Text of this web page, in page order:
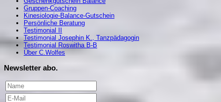
Gruppen-Coaching
Kinesiologie-Balance-Gutschein
Persönliche Beratung
Testimonial II
Testimonial Josephin K., Tanzpädagogin
Testimonial Roswitha B-B
Über C.Wolfes
Newsletter abo.